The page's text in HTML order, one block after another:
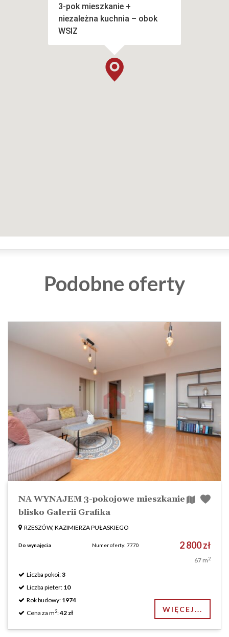
3-pok mieszkanie +
niezależna kuchnia – obok
WSIZ
Podobne oferty
NA WYNAJEM 3-pokojowe mieszkanie
blisko Galerii Grafika
RZESZÓW, KAZIMIERZA PUŁASKIEGO
Do wynajęcia Numer oferty: 7770 2 800 zł
67 m2
Liczba pokoi:3
Liczba pieter: 10
Rok budowy: 1974
Cena za m2:42 zł WIĘCEJ...